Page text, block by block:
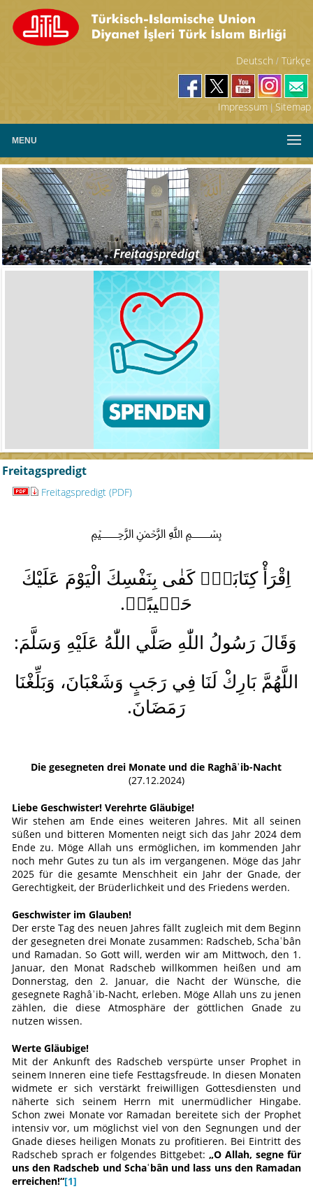
Deutsch / Türkçe
Impressum| Sitemap
MENU
Freitagspredigt
Freitagspredigt (PDF)
﷽
اِقْرَأْ كِتَابَكَۜ كَفٰى بِنَفْسِكَ الْيَوْمَ عَلَيْكَ
حَس۪يبًاۜ.
وَقَالَ رَسُولُ اللّٰهِ صَلَّي اللّٰهُ عَلَيْهِ وَسَلَّمَ:
اللَّهُمَّ بَارِكْ لَنَا فِي رَجَبٍ وَشَعْبَانَ، وَبَلِّغْنَا
رَمَضَانَ.
Die gesegneten drei Monate und die Raghâʾib-Nacht
(27.12.2024)
Liebe Geschwister! Verehrte Gläubige!
Wir stehen am Ende eines weiteren Jahres. Mit all seinen
süßen und bitteren Momenten neigt sich das Jahr 2024 dem
Ende zu. Möge Allah uns ermöglichen, im kommenden Jahr
noch mehr Gutes zu tun als im vergangenen. Möge das Jahr
2025 für die gesamte Menschheit ein Jahr der Gnade, der
Gerechtigkeit, der Brüderlichkeit und des Friedens werden.
Geschwister im Glauben!
Der erste Tag des neuen Jahres fällt zugleich mit dem Beginn
der gesegneten drei Monate zusammen: Radscheb, Schaʿbân
und Ramadan. So Gott will, werden wir am Mittwoch, den 1.
Januar, den Monat Radscheb willkommen heißen und am
Donnerstag, den 2. Januar, die Nacht der Wünsche, die
gesegnete Raghâʾib-Nacht, erleben. Möge Allah uns zu jenen
zählen, die diese Atmosphäre der göttlichen Gnade zu
nutzen wissen.
Werte Gläubige!
Mit der Ankunft des Radscheb verspürte unser Prophet in
seinem Inneren eine tiefe Festtagsfreude. In diesen Monaten
widmete er sich verstärkt freiwilligen Gottesdiensten und
näherte sich seinem Herrn mit unermüdlicher Hingabe.
Schon zwei Monate vor Ramadan bereitete sich der Prophet
intensiv vor, um möglichst viel von den Segnungen und der
Gnade dieses heiligen Monats zu profitieren. Bei Eintritt des
Radscheb sprach er folgendes Bittgebet:„O Allah, segne für
uns den Radscheb und Schaʿbân und lass uns den Ramadan
erreichen!“[1]